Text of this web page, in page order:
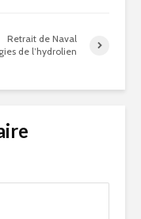
Retrait de Naval
de l’hydrolien